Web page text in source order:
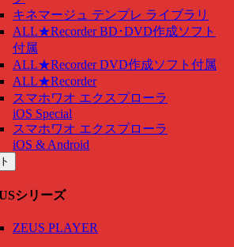
キネマージュ テンプレ ライブラリ
ALL★Recorder BD･DVD作成ソフト
付属
ALL★Recorder DVD作成ソフト付属
ALL★Recorder
スマホワオ エクスプローラ
iOS Special
スマホワオ エクスプローラ
iOS & Android
シリーズ
ZEUS PLAYER